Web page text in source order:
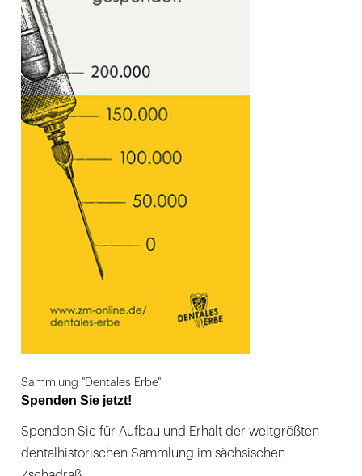
Sammlung "Dentales Erbe"
Spenden Sie jetzt!
Spenden Sie für Aufbau und Erhalt der weltgrößten
dentalhistorischen Sammlung im sächsischen